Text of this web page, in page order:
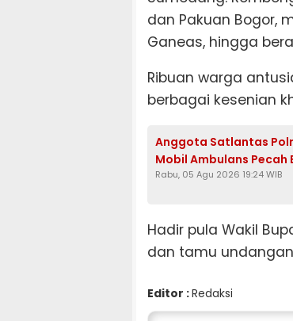
dan Pakuan Bogor,
Ganeas, hingga
Ribuan warga
berbagai kesenian
Anggota Satlantas
Mobil Ambulans Pecah
Rabu, 05 Agu 2026 19:24 WIB
Hadir pula Wakil
dan tamu
Editor :Redaksi